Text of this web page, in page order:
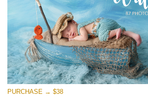
Large 6000*4000px
Entire Collection
(1783 Overlays)
Large 6000*4000px
Tải xuống miễn phí
PURCHASE → $38